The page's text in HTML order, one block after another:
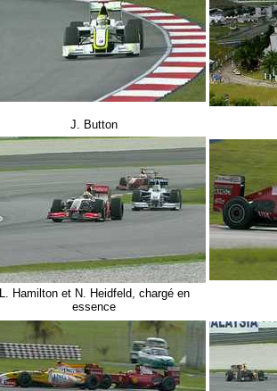
J. Button
L. Hamilton et N. Heidfeld, chargé en
essence